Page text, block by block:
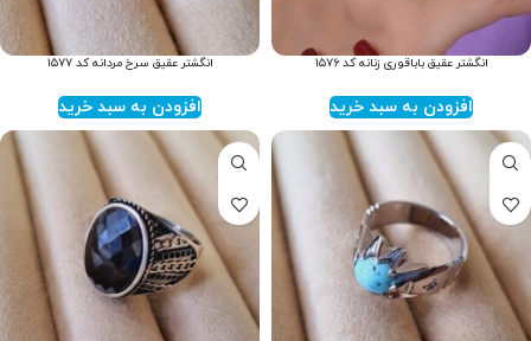
انگشتر عقیق باباقوری زنانه کد ۱۵۷۶
افزودن به سبد خرید
انگشتر عقیق سرخ مردانه کد ۱۵۷۷
افزودن به سبد خرید